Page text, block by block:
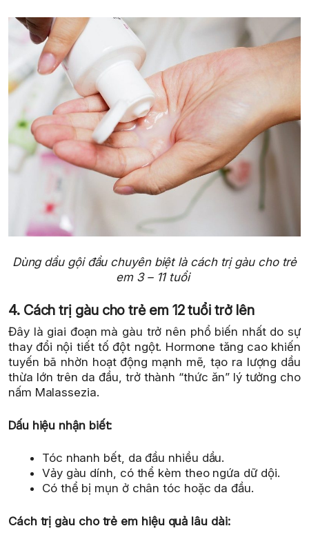
Dùng dầu gội đầu chuyên biệt là cách trị gàu cho trẻ
em 3 – 11 tuổi
4. Cách trị gàu cho trẻ em 12 tuổi trở lên
Đây là giai đoạn mà gàu trở nên phổ biến nhất do sự
thay đổi nội tiết tố đột ngột. Hormone tăng cao khiến
tuyến bã nhờn hoạt động mạnh mẽ, tạo ra lượng dầu
thừa lớn trên da đầu, trở thành “thức ăn” lý tưởng cho
nấm Malassezia.
Dấu hiệu nhận biết:
Tóc nhanh bết, da đầu nhiều dầu.
Vảy gàu dính, có thể kèm theo ngứa dữ dội.
Có thể bị mụn ở chân tóc hoặc da đầu.
Cách trị gàu cho trẻ em hiệu quả lâu dài: